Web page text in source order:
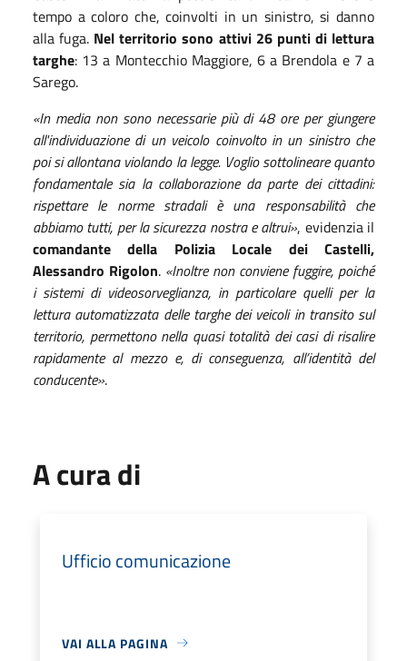
tempo a coloro che, coinvolti in un sinistro, si danno
alla fuga. Nel territorio sono attivi 26 punti di lettura
targhe: 13 a Montecchio Maggiore, 6 a Brendola e 7 a
Sarego.
«In media non sono necessarie più di 48 ore per giungere
all'individuazione di un veicolo coinvolto in un sinistro che
poi si allontana violando la legge. Voglio sottolineare quanto
fondamentale sia la collaborazione da parte dei cittadini:
rispettare le norme stradali è una responsabilità che
abbiamo tutti, per la sicurezza nostra e altrui», evidenzia il
comandante della Polizia Locale dei Castelli,
Alessandro Rigolon. «Inoltre non conviene fuggire, poiché
i sistemi di videosorveglianza, in particolare quelli per la
lettura automatizzata delle targhe dei veicoli in transito sul
territorio, permettono nella quasi totalità dei casi di risalire
rapidamente al mezzo e, di conseguenza, all’identità del
conducente».
A cura di
Ufficio comunicazione
VAI ALLA PAGINA